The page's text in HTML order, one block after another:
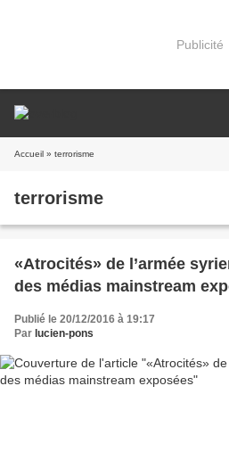
Publicité
Accueil » terrorisme
terrorisme
«Atrocités» de l’armée
des médias mainstream
Publié le 20/12/2016 à 19:17
Par lucien-pons